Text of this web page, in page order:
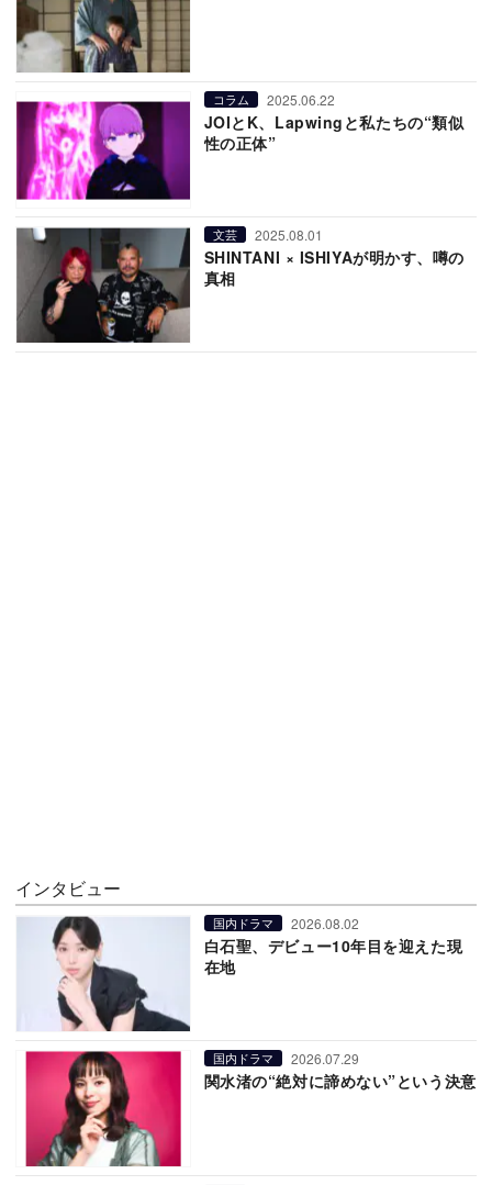
コラム 2025.06.22
JOIとK、Lapwingと私たちの“類似
性の正体”
文芸 2025.08.01
SHINTANI × ISHIYAが明かす、噂の
真相
インタビュー
国内ドラマ 2026.08.02
白石聖、デビュー10年目を迎えた現
在地
国内ドラマ 2026.07.29
関水渚の“絶対に諦めない”という決意